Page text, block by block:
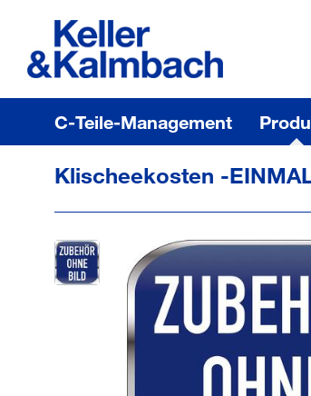
C-Teile-Management
Klischeekosten -